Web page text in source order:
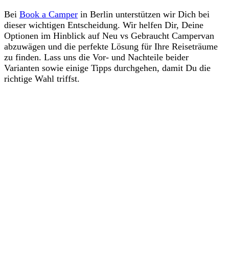
Bei Book a Camper in Berlin unterstützen wir Dich bei
dieser wichtigen Entscheidung. Wir helfen Dir, Deine
Optionen im Hinblick auf Neu vs Gebraucht Campervan
abzuwägen und die perfekte Lösung für Ihre Reiseträume
zu finden. Lass uns die Vor- und Nachteile beider
Varianten sowie einige Tipps durchgehen, damit Du die
richtige Wahl triffst.